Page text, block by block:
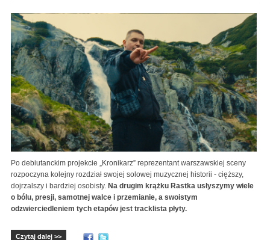
Po debiutanckim projekcie „Kronikarz” reprezentant warszawskiej sceny
rozpoczyna kolejny rozdział swojej solowej muzycznej historii - cięższy,
dojrzalszy i bardziej osobisty. Na drugim krążku Rastka usłyszymy wiele
o bólu, presji, samotnej walce i przemianie, a swoistym
odzwierciedleniem tych etapów jest tracklista płyty.
Czytaj dalej >>